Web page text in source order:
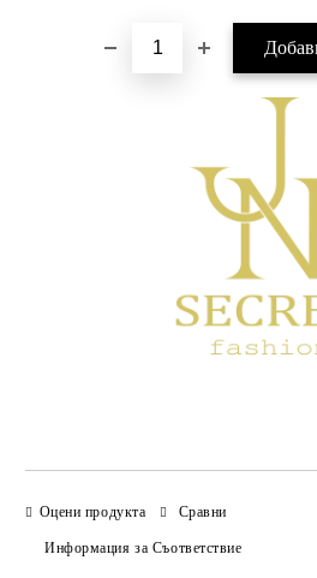
Оцени продукта Сравни
Информация за Съответствие